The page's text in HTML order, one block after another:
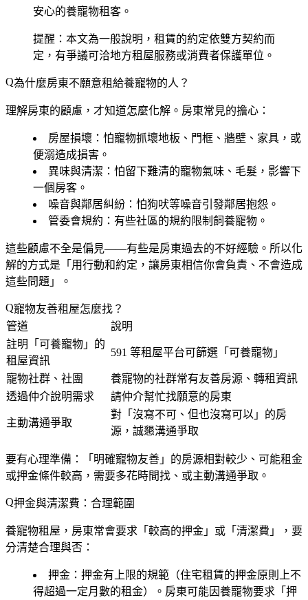
安心的養寵物租客。
提醒：本文為一般說明，租賃的約定依雙方契約而
定，有爭議可洽地方租屋服務或消費者保護單位。
為什麼房東不願意租給養寵物的人？
理解房東的顧慮，才知道怎麼化解。房東常見的擔心：
房屋損壞 ：怕寵物抓壞地板、門框、牆壁、家具，或
便溺造成損害。
異味與清潔 ：怕留下難清的寵物氣味、毛髮，影響下
一個房客。
噪音與鄰居糾紛 ：怕狗吠等噪音引發鄰居抱怨。
管委會規約 ：有些社區的規約限制飼養寵物。
這些顧慮不全是偏見——有些是房東過去的不好經驗。所以化
解的方式是「用行動和約定，讓房東相信你會負責、不會造成
這些問題」。
寵物友善租屋怎麼找？
管道
說明
註明「可養寵物」的
租屋資訊
591 等租屋平台可篩選「可養寵物」
寵物社群、社團
養寵物的社群常有友善房源、轉租資訊
透過仲介說明需求
請仲介幫忙找願意的房東
主動溝通爭取
對「沒寫不可、但也沒寫可以」的房
源，誠懇溝通爭取
要有心理準備：「明確寵物友善」的房源相對較少、可能租金
或押金條件較高，需要多花時間找、或主動溝通爭取。
押金與清潔費：合理範圍
養寵物租屋，房東常會要求「較高的押金」或「清潔費」，要
分清楚合理與否：
押金 ：押金有上限的規範（住宅租賃的押金原則上不
得超過一定月數的租金）。房東可能因養寵物要求「押